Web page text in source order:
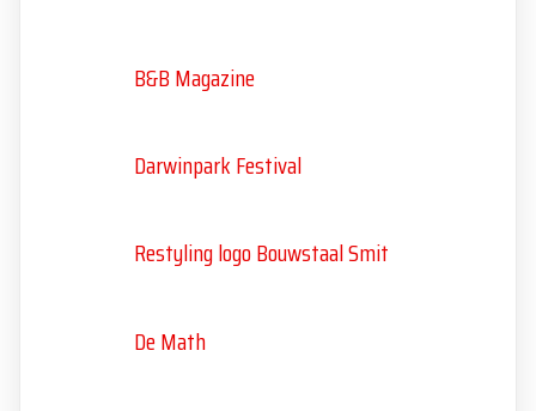
B&B Magazine
Darwinpark Festival
Restyling logo Bouwstaal Smit
De Math